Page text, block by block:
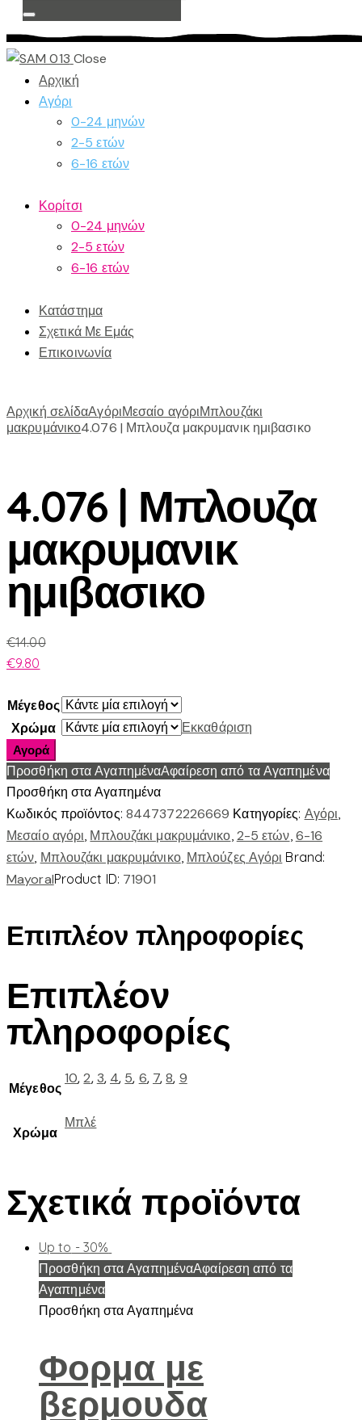
Close
Αρχική
Αγόρι
0-24 μηνών
2-5 ετών
6-16 ετών
Κορίτσι
0-24 μηνών
2-5 ετών
6-16 ετών
Κατάστημα
Σχετικά Με Εμάς
Επικοινωνία
Αρχική σελίδαΑγόριΜεσαίο αγόριΜπλουζάκι
μακρυμάνικο4.076 | Μπλουζα μακρυμανικ ημιβασικο
4.076 | Μπλουζα
μακρυμανικ
ημιβασικο
€14.00
€9.80
Μέγεθος
Χρώμα
Εκκαθάριση
4.076
|
Μπλουζα
μακρυμανικ
ημιβασικο
ποσότητα
Αγορά
Προσθήκη στα ΑγαπημέναΑφαίρεση από τα Αγαπημένα
Προσθήκη στα Αγαπημένα
Κωδικός προϊόντος: 8447372226669 Κατηγορίες: Αγόρι,
Μεσαίο αγόρι, Μπλουζάκι μακρυμάνικο, 2-5 ετών, 6-16
ετών, Μπλουζάκι μακρυμάνικο, Μπλούζες Αγόρι Brand:
MayoralProduct ID: 71901
Επιπλέον πληροφορίες
Επιπλέον
πληροφορίες
Μέγεθος
10,2,3, 4, 5, 6, 7,8, 9
Χρώμα
Μπλέ
Σχετικά προϊόντα
Up to - 30%
Προσθήκη στα ΑγαπημέναΑφαίρεση από τα
Αγαπημένα
Προσθήκη στα Αγαπημένα
Φορμα με
βερμουδα